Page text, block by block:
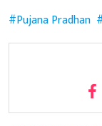
Pujana Pradhan